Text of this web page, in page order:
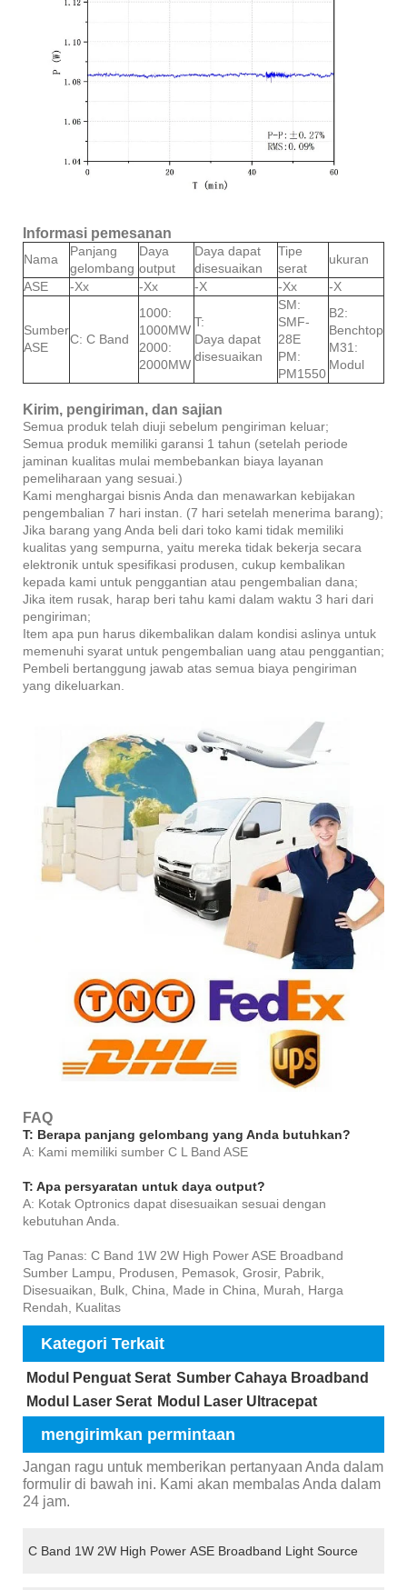
Informasi pemesanan
Nama
Panjang
gelombang
Daya
output
Daya dapat
disesuaikan
Tipe
serat
ukuran
ASE
-Xx -Xx -X -Xx -X
Sumber
ASE
C: C Band
1000:
1000MW
2000:
2000MW
T:
Daya dapat
disesuaikan
SM:
SMF-
28E
PM:
PM1550
B2:
Benchtop
M31:
Modul
Kirim, pengiriman, dan sajian
Semua produk telah diuji sebelum pengiriman keluar;
Semua produk memiliki garansi 1 tahun (setelah periode
jaminan kualitas mulai membebankan biaya layanan
pemeliharaan yang sesuai.)
Kami menghargai bisnis Anda dan menawarkan kebijakan
pengembalian 7 hari instan. (7 hari setelah menerima barang);
Jika barang yang Anda beli dari toko kami tidak memiliki
kualitas yang sempurna, yaitu mereka tidak bekerja secara
elektronik untuk spesifikasi produsen, cukup kembalikan
kepada kami untuk penggantian atau pengembalian dana;
Jika item rusak, harap beri tahu kami dalam waktu 3 hari dari
pengiriman;
Item apa pun harus dikembalikan dalam kondisi aslinya untuk
memenuhi syarat untuk pengembalian uang atau penggantian;
Pembeli bertanggung jawab atas semua biaya pengiriman
yang dikeluarkan.
FAQ
T: Berapa panjang gelombang yang Anda butuhkan?
A: Kami memiliki sumber C L Band ASE
T: Apa persyaratan untuk daya output?
A: Kotak Optronics dapat disesuaikan sesuai dengan
kebutuhan Anda.
Tag Panas: C Band 1W 2W High Power ASE Broadband
Sumber Lampu, Produsen, Pemasok, Grosir, Pabrik,
Disesuaikan, Bulk, China, Made in China, Murah, Harga
Rendah, Kualitas
Kategori Terkait
Modul Penguat Serat Sumber Cahaya Broadband
Modul Laser Serat Modul Laser Ultracepat
mengirimkan permintaan
Jangan ragu untuk memberikan pertanyaan Anda dalam
formulir di bawah ini. Kami akan membalas Anda dalam
24 jam.